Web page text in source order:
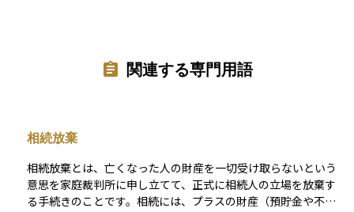
関連する専門用語
相続放棄
相続放棄とは、亡くなった人の財産を一切受け取らないという
意思を家庭裁判所に申し立てて、正式に相続人の立場を放棄す
る手続きのことです。相続には、プラスの財産（預貯金や不動